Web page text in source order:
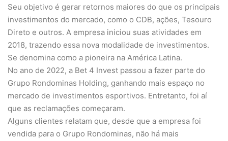
Seu objetivo é gerar retornos maiores do que os principais
investimentos do mercado, como o CDB, ações, Tesouro
Direto e outros. A empresa iniciou suas atividades em
2018, trazendo essa nova modalidade de investimentos.
Se denomina como a pioneira na América Latina.
No ano de 2022, a Bet 4 Invest passou a fazer parte do
Grupo Rondominas Holding, ganhando mais espaço no
mercado de investimentos esportivos. Entretanto, foi aí
que as reclamações começaram.
Alguns clientes relatam que, desde que a empresa foi
vendida para o Grupo Rondominas, não há mais